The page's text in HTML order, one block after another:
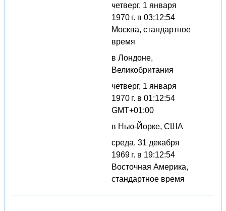
четверг, 1 января
1970 г. в 03:12:54
Москва, стандартное
время
в Лондоне,
Великобритания
четверг, 1 января
1970 г. в 01:12:54
GMT+01:00
в Нью-Йорке, США
среда, 31 декабря
1969 г. в 19:12:54
Восточная Америка,
стандартное время